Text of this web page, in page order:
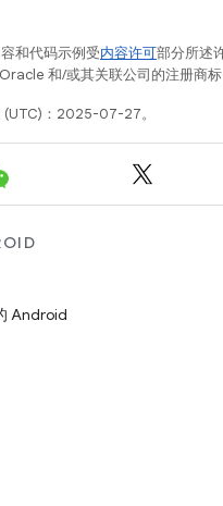
和代码示例受内容许可部分所述
和/或其关联公司的注册商标
(UTC)：2025-07-27。
Android